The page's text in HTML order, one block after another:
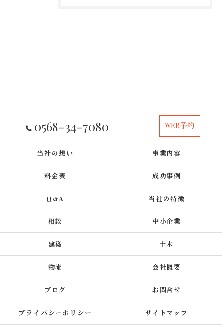
0568-34-7080 WEB予約
当社の想い 事業内容
料金表 成功事例
Q&A 当社の特徴
相談 中小企業
建築 土木
物流 会社概要
ブログ お問合せ
プライバシーポリシー サイトマップ